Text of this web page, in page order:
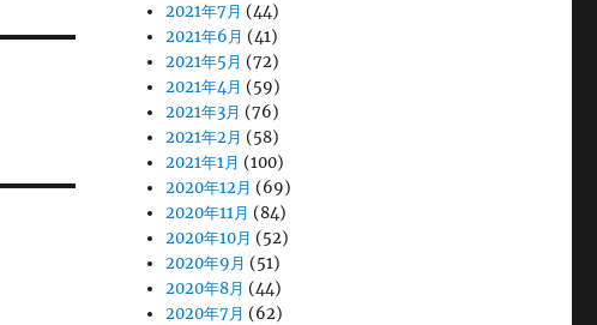
2021年7月 (44)
2021年6月 (41)
2021年5月 (72)
2021年4月 (59)
2021年3月 (76)
2021年2月 (58)
2021年1月 (100)
2020年12月 (69)
2020年11月 (84)
2020年10月 (52)
2020年9月 (51)
2020年8月 (44)
2020年7月 (62)